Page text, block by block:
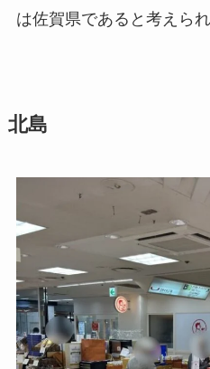
は佐賀県であると考えら
北島